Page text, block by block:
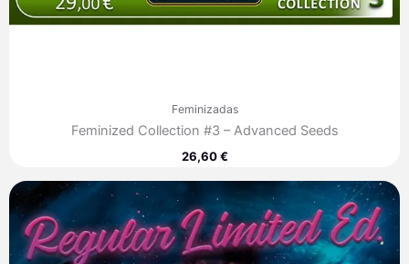
Feminizadas
Feminized Collection #3 – Advanced Seeds
26,60€